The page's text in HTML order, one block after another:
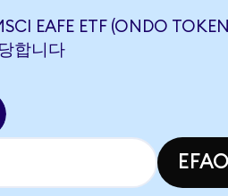
EAFE ETF (ONDO
합니다